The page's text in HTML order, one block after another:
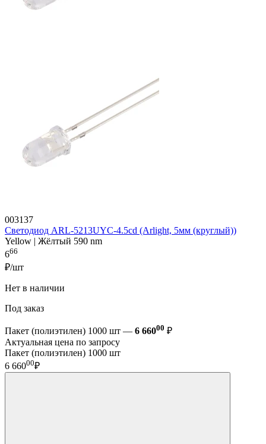
003137
Светодиод ARL-5213UYC-4.5cd (Arlight, 5мм (круглый))
Yellow | Жёлтый 590 nm
666
₽/шт
Нет в наличии
Под заказ
Пакет (полиэтилен) 1000 шт — 6 66000 ₽
Актуальная цена по запросу
Пакет (полиэтилен) 1000 шт
6 66000₽